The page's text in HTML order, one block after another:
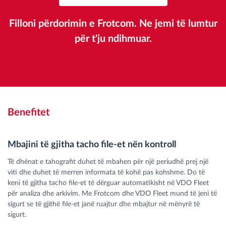
Filloni përdorimin e Frotcom. Ne jemi të lumtur
për t'ju ndihmuar.
Benefitet
Mbajini të gjitha tacho file-et nën kontroll
Të dhënat e tahografit duhet të mbahen për një periudhë prej një
viti dhe duhet të merren informata të kohë pas kohshme. Do të
keni të gjitha tacho file-et të dërguar automatikisht në VDO Fleet
për analiza dhe arkivim. Me Frotcom dhe VDO Fleet mund të jeni të
sigurt se të gjithë file-et janë ruajtur dhe mbajtur në mënyrë të
sigurt.